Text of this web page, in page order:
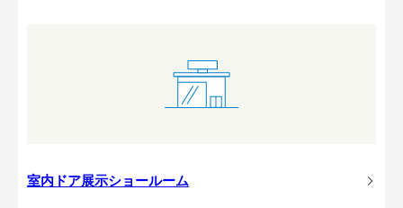
室内ドア展示ショールーム